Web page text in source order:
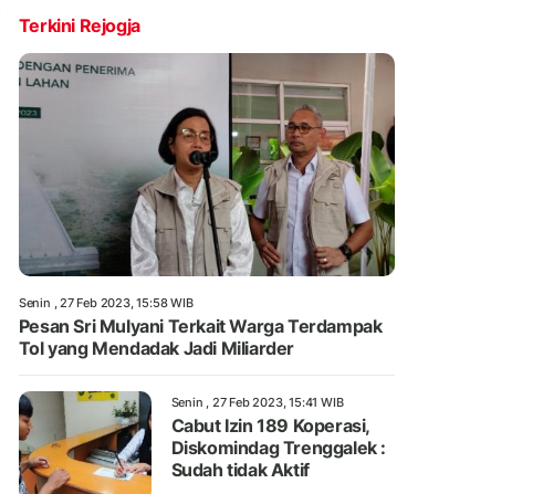
Terkini Rejogja
Senin , 27 Feb 2023, 15:58 WIB
Pesan Sri Mulyani Terkait Warga Terdampak
Tol yang Mendadak Jadi Miliarder
Senin , 27 Feb 2023, 15:41 WIB
Cabut Izin 189 Koperasi,
Diskomindag Trenggalek :
Sudah tidak Aktif